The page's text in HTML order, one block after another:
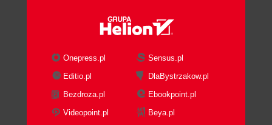
Onepress.pl
Sensus.pl
Editio.pl
DlaBystrzakow.pl
Bezdroza.pl
Ebookpoint.pl
Videopoint.pl
Beya.pl